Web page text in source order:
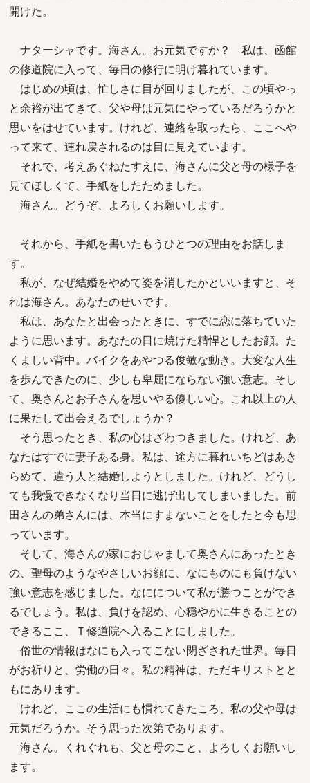
開けた。
ナターシャです。海さん。お元気ですか？ 私は、函館
の修道院に入って、毎日の修行に明け暮れています。
はじめの頃は、忙しさに目が回りましたが、この頃やっ
と余裕が出てきて、父や母は元気にやっているだろうかと
思いをはせています。けれど、連絡を取ったら、ここへや
って来て、連れ戻されるのは目に見えています。
それで、考えあぐねたすえに、海さんに父と母の様子を
見てほしくて、手紙をしたためました。
海さん。どうぞ、よろしくお願いします。
それから、手紙を書いたもうひとつの理由をお話しま
す。
私が、なぜ結婚をやめて姿を消したかといいますと、そ
れは海さん。あなたのせいです。
私は、あなたと出会ったときに、すでに恋に落ちていた
ように思います。あなたの日に焼けた精悍としたお顔。た
くましい背中。バイクをあやつる俊敏な動き。大変な人生
を歩んできたのに、少しも卑屈にならない強い意志。そし
て、奥さんとお子さんを思いやる優しい心。これ以上の人
に果たして出会えるでしょうか？
そう思ったとき、私の心はざわつきました。けれど、あ
なたはすでに妻子ある身。私は、途方に暮れいちどはあき
らめて、違う人と結婚しようとしました。けれど、どうし
ても我慢できなくなり当日に逃げ出してしまいました。前
田さんの弟さんには、本当にすまないことをしたと今も思
っています。
そして、海さんの家におじゃまして奥さんにあったとき
の、聖母のようなやさしいお顔に、なにものにも負けない
強い意志を感じました。なにについて私が勝つことができ
るでしょう。私は、負けを認め、心穏やかに生きることの
できるここ、Ｔ修道院へ入ることにしました。
俗世の情報はなにも入ってこない閉ざされた世界。毎日
がお祈りと、労働の日々。私の精神は、ただキリストとと
もにあります。
けれど、ここの生活にも慣れてきたころ、私の父や母は
元気だろうか。そう思った次第であります。
海さん。くれぐれも、父と母のこと、よろしくお願いし
ます。